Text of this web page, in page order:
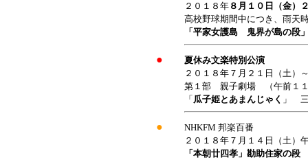
２０１８年 ８月１０日（金）
高校野球期間中につき、雨天
「平家女護島 鬼界が島の段
●
夏休み文楽特別公演
２０１８年７月２１日（土
第１部 親子劇場 （午前１
「 瓜子姫とあまんじゃく 」
●
NHKFM 邦楽百番
２０１８年７月１４日（土）
「本朝廿四孝」勘助住家の